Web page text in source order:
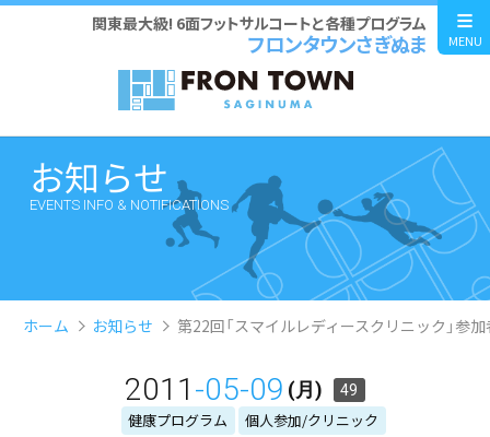
関東最大級! 6面フットサルコートと各種プログラム
フロンタウンさぎぬま MENU
お知らせ
EVENTS INFO & NOTIFICATIONS
ホーム お知らせ 第22回「スマイルレディースクリニック」参
2011 -05-09 (月) 49
健康プログラム 個人参加/クリニック